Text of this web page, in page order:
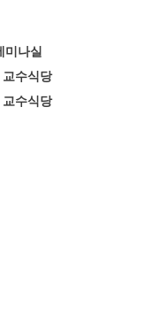
미나실
수식당
수식당